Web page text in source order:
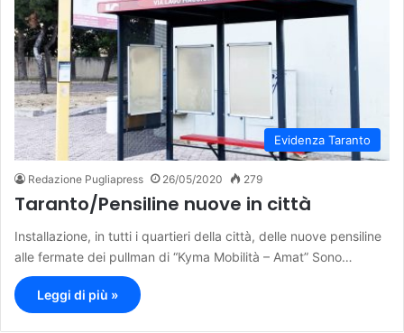
Evidenza Taranto
Redazione Pugliapress 26/05/2020 279
Taranto/Pensiline nuove in città
Installazione, in tutti i quartieri della città, delle nuove pensiline
alle fermate dei pullman di “Kyma Mobilità – Amat” Sono…
Leggi di più »